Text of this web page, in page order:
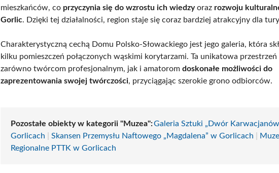
mieszkańców, co przyczynia się do wzrostu ich wiedzyoraz rozwoju
Gorlic. Dzięki tej działalności, region staje się coraz bardziej atrakcyjny dla
Charakterystyczną cechą Domu Polsko-Słowackiego jest jego galeria, która
kilku pomieszczeń połączonych wąskimi korytarzami. Ta unikatowa
zarówno twórcom profesjonalnym, jak i amatoromdoskonałe możliwości do
zaprezentowania swojej twórczości, przyciągając szerokie grono odbiorców.
Pozostałe obiekty w kategorii "Muzea":Galeria Sztuki „Dwór
Gorlicach |Skansen Przemysłu Naftowego „Magdalena” w Gorlicach
Regionalne PTTK w Gorlicach